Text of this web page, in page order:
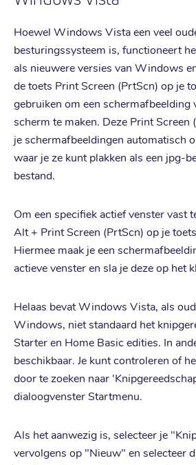
Hoewel Windows Vista een veel
besturingssysteem is, functioneert
als nieuwere versies van Windows
de toets Print Screen (PrtScn) op je
gebruiken om een schermafbeelding
scherm te maken. Deze Print Screen
je schermafbeeldingen automatisch
waar je ze kunt plakken als een jpg-
bestand.
Om een specifiek actief venster vast
Alt + Print Screen (PrtScn) op je
Hiermee maak je een
actieve venster en sla je deze op het
Helaas bevat Windows Vista, als
Windows, niet standaard het
Starter en Home Basic edities. In
beschikbaar. Je kunt controleren of
door te zoeken naar
dialoogvenster Startmenu.
Als het aanwezig is, selecteer je
vervolgens op "Nieuw" en selecteer